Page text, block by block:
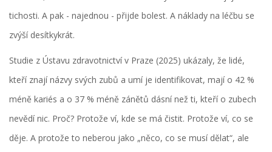
tichosti. A pak - najednou - přijde bolest. A náklady na léčbu se
zvýší desítkykrát.
Studie z Ústavu zdravotnictví v Praze (2025) ukázaly, že lidé,
kteří znají názvy svých zubů a umí je identifikovat, mají o 42 %
méně kariés a o 37 % méně zánětů dásní než ti, kteří o zubech
nevědí nic. Proč? Protože ví, kde se má čistit. Protože ví, co se
děje. A protože to neberou jako „něco, co se musí dělat“, ale